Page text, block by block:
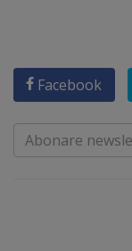
Facebook